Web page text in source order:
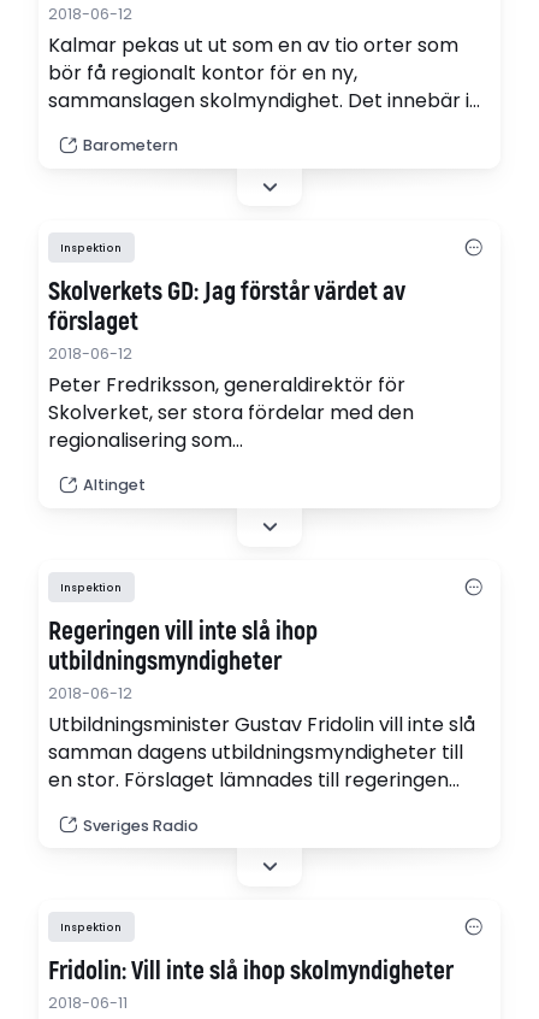
2018-06-12
Kalmar pekas ut ut som en av tio orter som
bör få regionalt kontor för en ny,
sammanslagen skolmyndighet. Det innebär i
Barometern
Inspektion
Skolverkets GD: Jag förstår värdet av
förslaget
2018-06-12
Peter Fredriksson, generaldirektör för
Skolverket, ser stora fördelar med den
regionalisering som
Altinget
Inspektion
Regeringen vill inte slå ihop
utbildningsmyndigheter
2018-06-12
Utbildningsminister Gustav Fridolin vill inte slå
samman dagens utbildningsmyndigheter till
en stor. Förslaget lämnades till regeringen
Sveriges Radio
Inspektion
Fridolin: Vill inte slå ihop skolmyndigheter
2018-06-11